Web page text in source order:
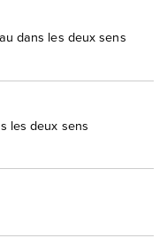
dans les deux sens
les deux sens